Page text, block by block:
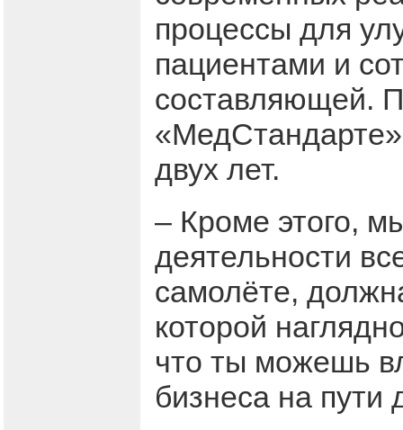
процессы для
пациентами и
составляющей.
двух лет.
– Кроме этого,
деятельности
самолёте,
которой
что ты можешь
бизнеса на пути